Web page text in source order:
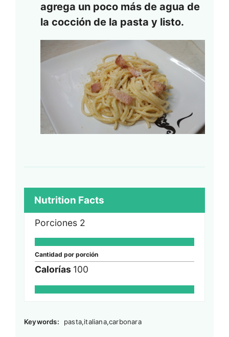
agrega un poco más de agua de
la cocción de la pasta y listo.
Nutrition Facts
Porciones 2
Cantidad por porción
Calorías 100
Keywords: pasta,italiana,carbonara